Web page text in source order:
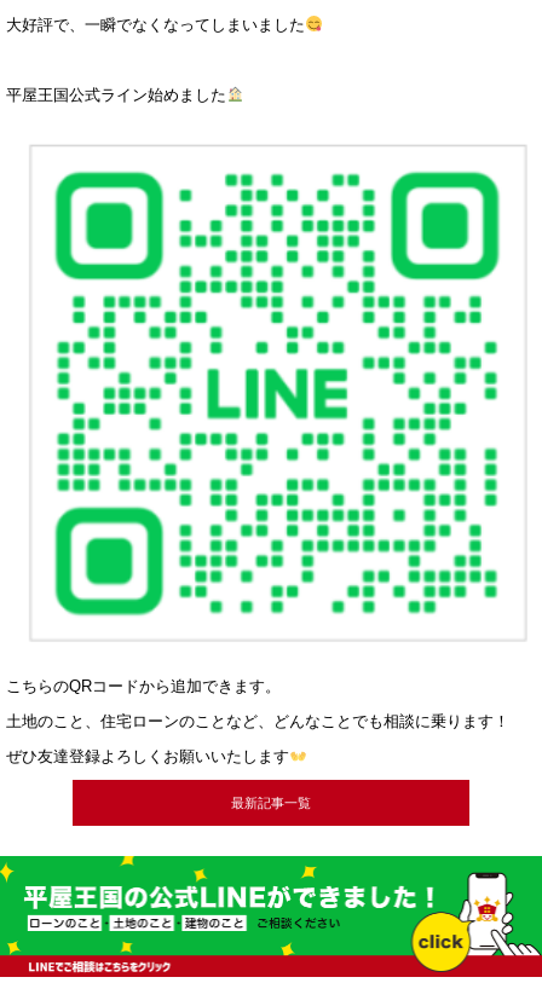
大好評で、一瞬でなくなってしまいました
平屋王国公式ライン始めました
こちらのQRコードから追加できます。
土地のこと、住宅ローンのことなど、どんなことでも相談に乗ります！
ぜひ友達登録よろしくお願いいたします
最新記事一覧